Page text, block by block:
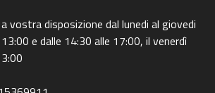
vostra disposizione dal lunedi al giovedi
e dalle 14:30 alle 17:00, il venerdì